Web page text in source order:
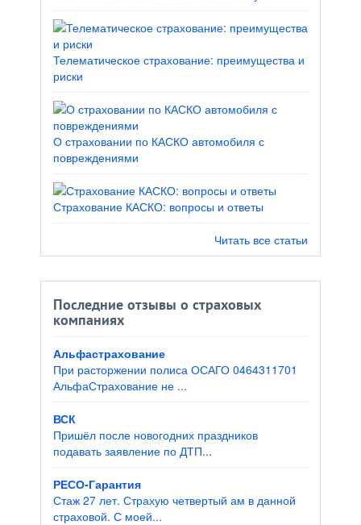
Телематическое страхование: преимущества и
риски
О страховании по КАСКО автомобиля с
повреждениями
Страхование КАСКО: вопросы и ответы
Читать все статьи
Последние отзывы о страховых
компаниях
Альфастрахование
При расторжении полиса ОСАГО 0464311701
АльфаСтрахование не ...
ВСК
Пришёл после новогодних праздников
подавать заявление по ДТП...
РЕСО-Гарантия
Стаж 27 лет. Страхую четвертый ам в данной
страховой. С моей...